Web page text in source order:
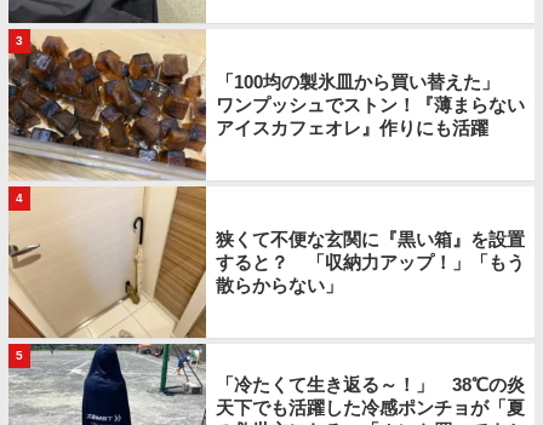
3
「100均の製氷皿から買い替えた」
ワンプッシュでストン！『薄まらない
アイスカフェオレ』作りにも活躍
4
狭くて不便な玄関に『黒い箱』を設置
すると？ 「収納力アップ！」「もう
散らからない」
5
「冷たくて生き返る～！」 38℃の炎
天下でも活躍した冷感ポンチョが「夏